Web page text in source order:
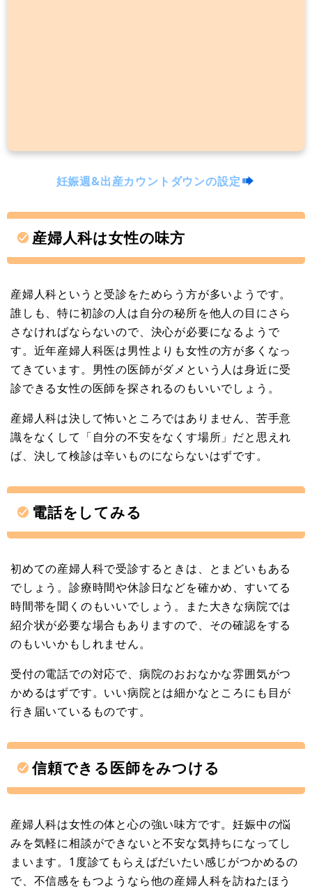
妊娠週&出産カウントダウンの設定
産婦人科は女性の味方
産婦人科というと受診をためらう方が多いようです。
誰しも、特に初診の人は自分の秘所を他人の目にさら
さなければならないので、決心が必要になるようで
す。近年産婦人科医は男性よりも女性の方が多くなっ
てきています。男性の医師がダメという人は身近に受
診できる女性の医師を探されるのもいいでしょう。
産婦人科は決して怖いところではありません、苦手意
識をなくして「自分の不安をなくす場所」だと思えれ
ば、決して検診は辛いものにならないはずです。
電話をしてみる
初めての産婦人科で受診するときは、とまどいもある
でしょう。診療時間や休診日などを確かめ、すいてる
時間帯を聞くのもいいでしょう。また大きな病院では
紹介状が必要な場合もありますので、その確認をする
のもいいかもしれません。
受付の電話での対応で、病院のおおなかな雰囲気がつ
かめるはずです。いい病院とは細かなところにも目が
行き届いているものです。
信頼できる医師をみつける
産婦人科は女性の体と心の強い味方です。妊娠中の悩
みを気軽に相談ができないと不安な気持ちになってし
まいます。1度診てもらえばだいたい感じがつかめるの
で、不信感をもつようなら他の産婦人科を訪ねたほう